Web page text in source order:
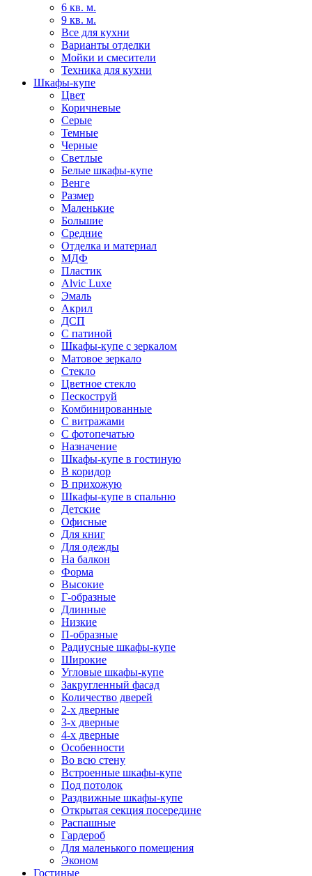
6 кв. м.
9 кв. м.
Все для кухни
Варианты отделки
Мойки и смесители
Техника для кухни
Шкафы-купе
Цвет
Коричневые
Серые
Темные
Черные
Светлые
Белые шкафы-купе
Венге
Размер
Маленькие
Большие
Средние
Отделка и материал
МДФ
Пластик
Alvic Luxe
Эмаль
Акрил
ДСП
С патиной
Шкафы-купе с зеркалом
Матовое зеркало
Стекло
Цветное стекло
Пескоструй
Комбинированные
С витражами
С фотопечатью
Назначение
Шкафы-купе в гостиную
В коридор
В прихожую
Шкафы-купе в спальню
Детские
Офисные
Для книг
Для одежды
На балкон
Форма
Высокие
Г-образные
Длинные
Низкие
П-образные
Радиусные шкафы-купе
Широкие
Угловые шкафы-купе
Закругленный фасад
Количество дверей
2-х дверные
3-х дверные
4-х дверные
Особенности
Во всю стену
Встроенные шкафы-купе
Под потолок
Раздвижные шкафы-купе
Открытая секция посередине
Распашные
Гардероб
Для маленького помещения
Эконом
Гостиные